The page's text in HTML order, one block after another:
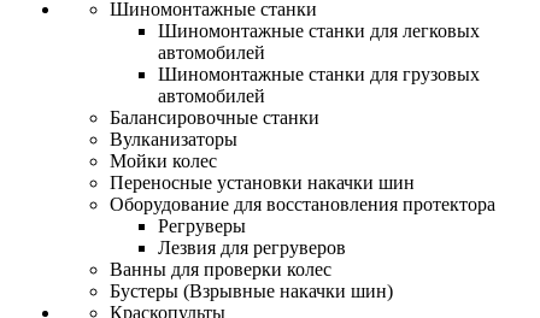
Шиномонтажные станки
Шиномонтажные станки для легковых
автомобилей
Шиномонтажные станки для грузовых
автомобилей
Балансировочные станки
Вулканизаторы
Мойки колес
Переносные установки накачки шин
Оборудование для восстановления протектора
Регруверы
Лезвия для регруверов
Ванны для проверки колес
Бустеры (Взрывные накачки шин)
Краскопульты